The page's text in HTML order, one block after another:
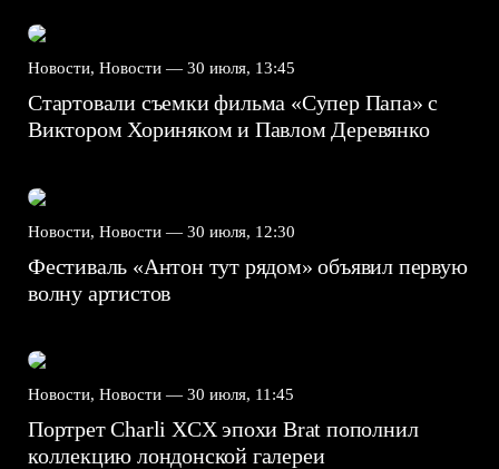
Новости, Новости — 30 июля, 13:45
Стартовали съемки фильма «Супер Папа» с
Виктором Хориняком и Павлом Деревянко
Новости, Новости — 30 июля, 12:30
Фестиваль «Антон тут рядом» объявил первую
волну артистов
Новости, Новости — 30 июля, 11:45
Портрет Charli XCX эпохи Brat пополнил
коллекцию лондонской галереи